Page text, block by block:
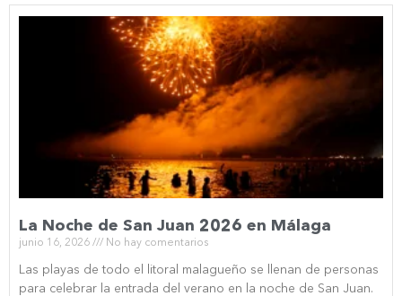
La Noche de San Juan 2026 en Málaga
junio 16, 2026 No hay comentarios
Las playas de todo el litoral malagueño se llenan de personas
para celebrar la entrada del verano en la noche de San Juan.